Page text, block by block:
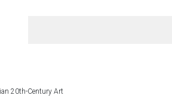
20th-Century Art